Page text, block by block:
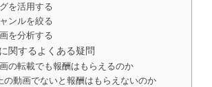
を活用する
ンルを絞る
を分析する
関するよくある疑問
の転載でも報酬はもらえるのか
の動画でないと報酬はもらえないのか